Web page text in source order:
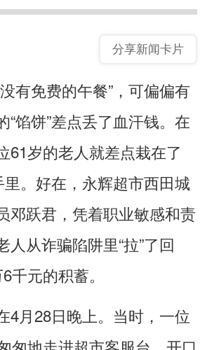
分享新闻卡片
免费的午餐”，可偏偏有
“馅饼”差点丢了血汗钱。在
61岁的老人就差点栽在了
里。好在，永辉超市西田城
邓跃君，凭着职业敏感和责
人从诈骗陷阱里“拉”了回
千元的积蓄。
28日晚上。当时，一位
匆地走进超市客服台，开口